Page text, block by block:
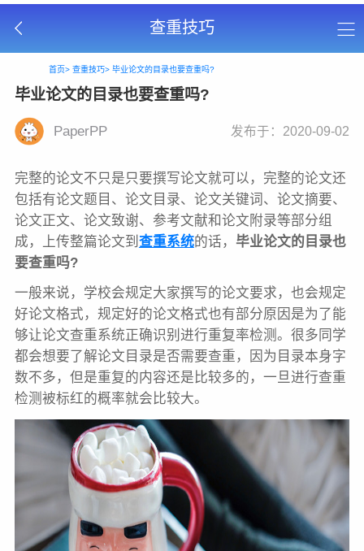
查重技巧
首页> 查重技巧> 毕业论文的目录也要查重吗?
毕业论文的目录也要查重吗?
PaperPP 发布于：2020-09-02
完整的论文不只是只要撰写论文就可以，完整的论文还
包括有论文题目、论文目录、论文关键词、论文摘要、
论文正文、论文致谢、参考文献和论文附录等部分组
成，上传整篇论文到 查重系统的话， 毕业论文的目录也
要查重吗?
一般来说，学校会规定大家撰写的论文要求，也会规定
好论文格式，规定好的论文格式也有部分原因是为了能
够让论文查重系统正确识别进行重复率检测。很多同学
都会想要了解论文目录是否需要查重，因为目录本身字
数不多，但是重复的内容还是比较多的，一旦进行查重
检测被标红的概率就会比较大。